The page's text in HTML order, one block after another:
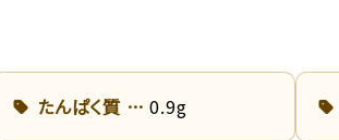
たんぱく質 0.9g